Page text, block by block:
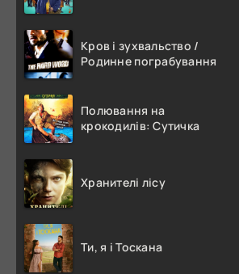
Кров і зухвальство /
Родинне пограбування
Полювання на
крокодилів: Сутичка
Хранителі лісу
Ти, я і Тоскана